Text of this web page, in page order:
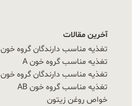
آخرین مقالات
تغذیه مناسب دارندگان گروه خون B
تغذیه مناسب گروه خون A
تغذیه مناسب دارندگان گروه خون O
تغذیه مناسب گروه خون AB
خواص روغن زیتون